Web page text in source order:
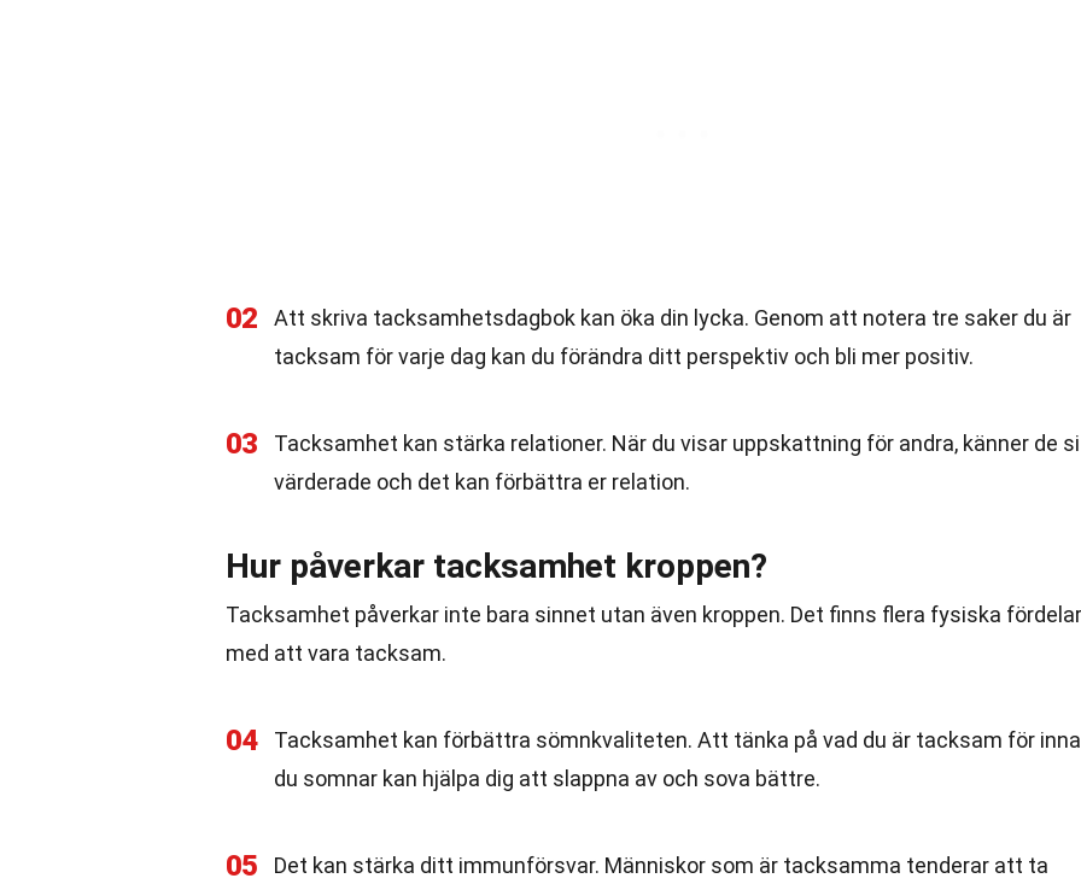
02
Att skriva tacksamhetsdagbok kan öka din lycka. Genom att notera tre saker du är
tacksam för varje dag kan du förändra ditt perspektiv och bli mer positiv.
03
Tacksamhet kan stärka relationer. När du visar uppskattning för andra, känner de
värderade och det kan förbättra er relation.
Hur påverkar tacksamhet kroppen?
Tacksamhet påverkar inte bara sinnet utan även kroppen. Det finns flera fysiska fördelar
med att vara tacksam.
04
Tacksamhet kan förbättra sömnkvaliteten. Att tänka på vad du är tacksam för
du somnar kan hjälpa dig att slappna av och sova bättre.
05
Det kan stärka ditt immunförsvar. Människor som är tacksamma tenderar att ta